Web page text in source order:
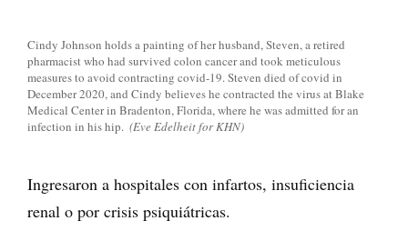
Cindy Johnson holds a painting of her husband, Steven, a retired
pharmacist who had survived colon cancer and took meticulous
measures to avoid contracting covid-19. Steven died of covid in
December 2020, and Cindy believes he contracted the virus at Blake
Medical Center in Bradenton, Florida, where he was admitted for an
infection in his hip. (Eve Edelheit for KHN)
Ingresaron a hospitales con infartos, insuficiencia
renal o por crisis psiquiátricas.